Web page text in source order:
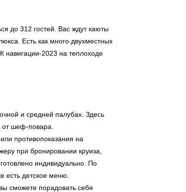
до 312 гостей. Вас ждут каюты
Есть как много двухместных
навигации-2023 на теплоходе
и средней палубах. Здесь
от шеф-повара.
противопоказания на
при бронировании круиза,
индивидуально. По
есть детское меню.
сможете порадовать себя